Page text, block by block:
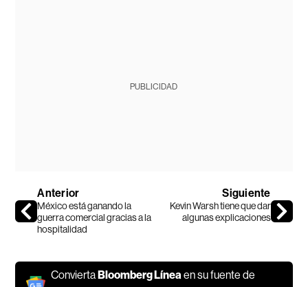
PUBLICIDAD
Anterior
México está ganando la
guerra comercial gracias a la
hospitalidad
Siguiente
Kevin Warsh tiene que dar
algunas explicaciones
Convierta Bloomberg Líneaen su fuente de